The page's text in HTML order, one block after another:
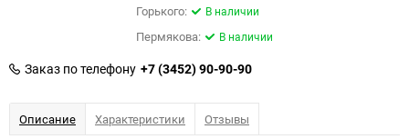
Горького: В наличии
Пермякова: В наличии
Заказ по телефону +7 (3452) 90-90-90
Описание Характеристики Отзывы